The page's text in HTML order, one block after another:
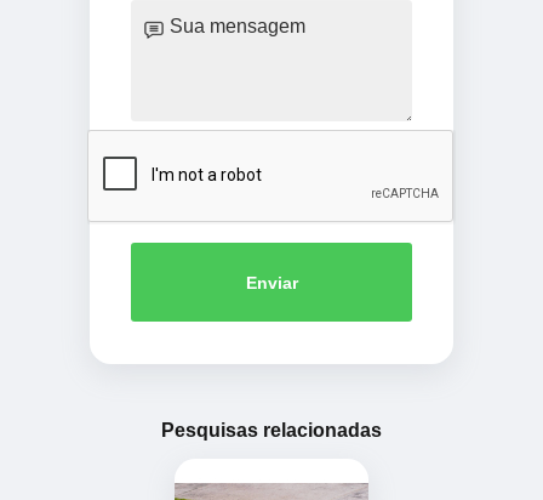
Enviar
Pesquisas relacionadas